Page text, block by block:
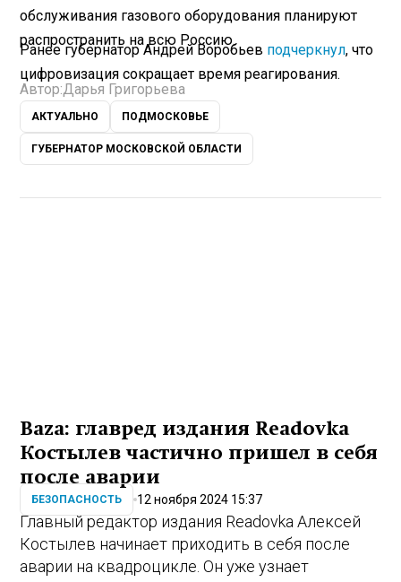
обслуживания газового оборудования планируют
распространить на всю Россию.
Ранее губернатор Андрей Воробьев подчеркнул, что
цифровизация сокращает время реагирования.
Автор:Дарья Григорьева
АКТУАЛЬНО ПОДМОСКОВЬЕ
ГУБЕРНАТОР МОСКОВСКОЙ ОБЛАСТИ
Baza: главред издания Readovka
Костылев частично пришел в себя
после аварии
БЕЗОПАСНОСТЬ 12 ноября 2024 15:37
Главный редактор издания Readovka Алексей
Костылев начинает приходить в себя после
аварии на квадроцикле. Он уже узнает